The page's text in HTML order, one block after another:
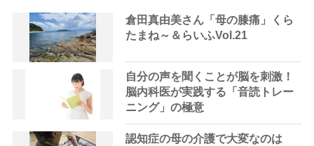
倉田真由美さん「母の膝痛」くら
たまね～＆らいふVol.21
自分の声を聞くことが脳を刺激！
脳内科医が実践する「音読トレー
ニング」の極意
認知症の母の介護で大変なのは